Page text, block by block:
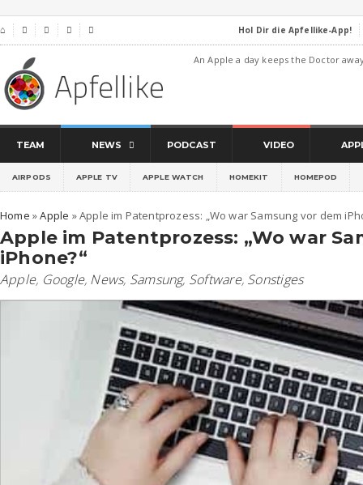
⌂     Hol Dir die Apfellike-App!
An Apple a day keeps the Doctor
TEAM NEWS PODCAST VIDEO
AIRPODS APPLE TV APPLE WATCH HOMEKIT HOMEPOD
Home »Apple »Apple im Patentprozess: „Wo war Samsung vor dem
Apple im Patentprozess: „Wo war
iPhone?“
Apple, Google, News, Samsung, Software, Sonstiges